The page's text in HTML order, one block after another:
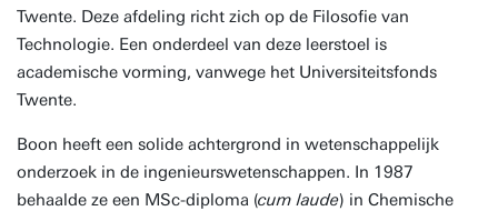
Twente. Deze afdeling richt zich op de Filosofie van
Technologie. Een onderdeel van deze leerstoel is
academische vorming, vanwege het Universiteitsfonds
Twente.
Boon heeft een solide achtergrond in wetenschappelijk
onderzoek in de ingenieurswetenschappen. In 1987
behaalde ze een MSc-diploma (cum laude) in Chemische